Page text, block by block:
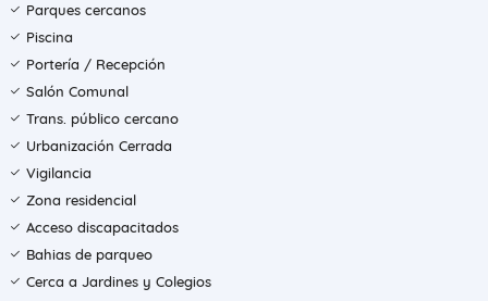
Parques cercanos
Piscina
Portería / Recepción
Salón Comunal
Trans. público cercano
Urbanización Cerrada
Vigilancia
Zona residencial
Acceso discapacitados
Bahias de parqueo
Cerca a Jardines y Colegios